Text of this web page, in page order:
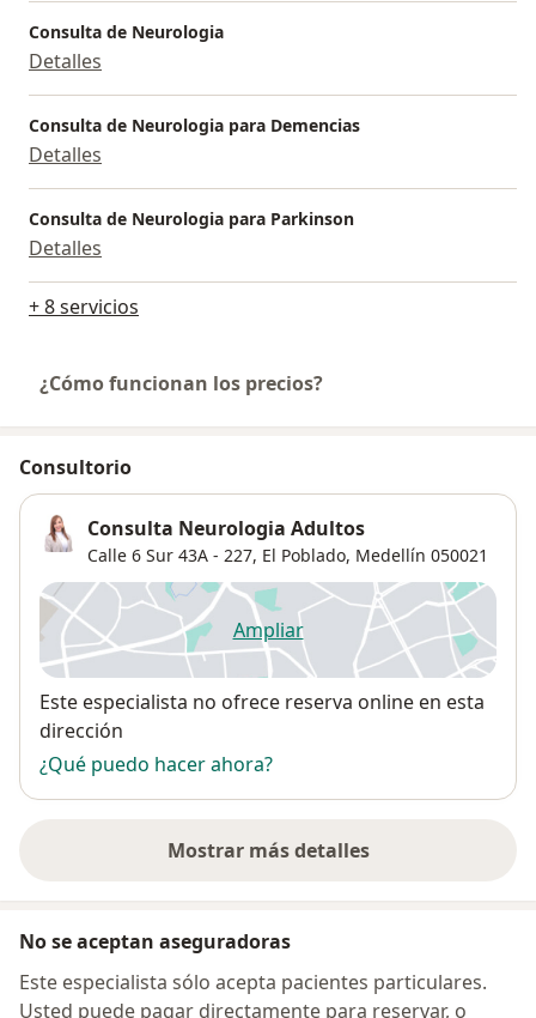
Consulta de Neurologia
Detalles
Consulta de Neurologia para Demencias
Detalles
Consulta de Neurologia para Parkinson
Detalles
+ 8 servicios
¿Cómo funcionan los precios?
Consultorio
Consulta Neurologia Adultos
Calle 6 Sur 43A - 227, El Poblado, Medellín 050021
Ampliarse abre en una nueva
Disponibilidad
Este especialista no ofrece reserva online en esta
dirección
¿Qué puedo hacer ahora?
Mostrar más detalles
sobre la dirección
No se aceptan aseguradoras
Este especialista sólo acepta pacientes particulares.
Usted puede pagar directamente para reservar, o